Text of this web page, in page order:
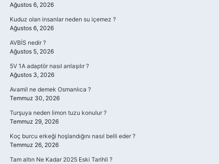
Ağustos 6, 2026
Kuduz olan insanlar neden su içemez ?
Ağustos 6, 2026
AVBİS nedir ?
Ağustos 5, 2026
5V 1A adaptör nasıl anlaşılır ?
Ağustos 3, 2026
Avamil ne demek Osmanlıca ?
Temmuz 30, 2026
Turşuya neden limon tuzu konulur ?
Temmuz 29, 2026
Koç burcu erkeği hoşlandığını nasıl belli eder ?
Temmuz 26, 2026
Tam altın Ne Kadar 2025 Eski Tarihli ?